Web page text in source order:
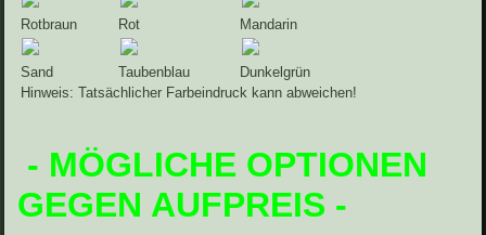
Rotbraun Rot Mandarin
Sand Taubenblau
Dunkelgrün
Hinweis: Tatsächlicher Farbeindruck kann abweichen!
- MÖGLICHE OPTIONEN
GEGEN AUFPREIS -